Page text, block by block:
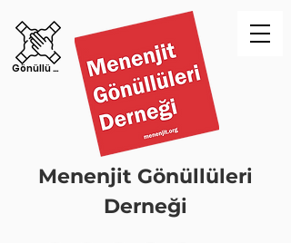
Menenjit Gönüllüleri
Derneği
Gönüllü Ol!